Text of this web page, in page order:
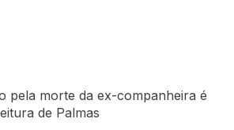
pela morte da ex-companheira é
de Palmas